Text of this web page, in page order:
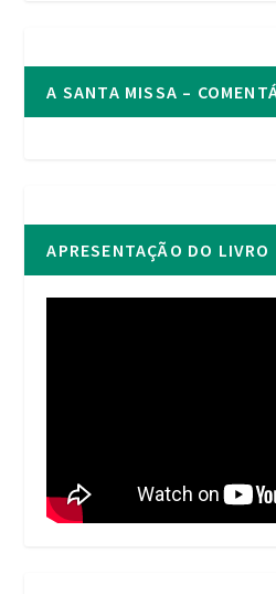
A SANTA MISSA –
APRESENTAÇÃO DO LIVRO